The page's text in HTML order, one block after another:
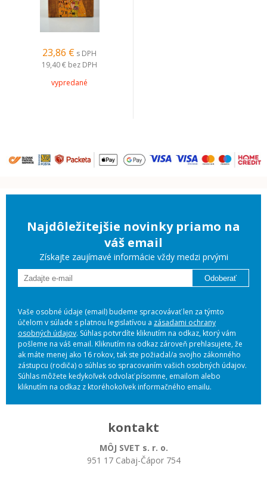
23,86 € s DPH
19,40 € bez DPH
vypredané
Najdôležitejšie novinky priamo na
váš email
Získajte zaujímavé informácie vždy medzi prvými
Odoberať
Vaše osobné údaje (email) budeme spracovávať len za týmto
účelom v súlade s platnou legislatívou a zásadami ochrany
osobných údajov. Súhlas potvrdíte kliknutím na odkaz, ktorý vám
pošleme na váš email. Kliknutím na odkaz zároveň prehlasujete, že
ak máte menej ako 16 rokov, tak ste požiadal/a svojho zákonného
zástupcu (rodiča) o súhlas so spracovaním vašich osobných údajov.
Súhlas môžete kedykoľvek odvolať písomne, emailom alebo
kliknutím na odkaz z ktoréhokoľvek informačného emailu.
kontakt
MÔJ SVET s. r. o.
951 17 Cabaj-Čápor 754